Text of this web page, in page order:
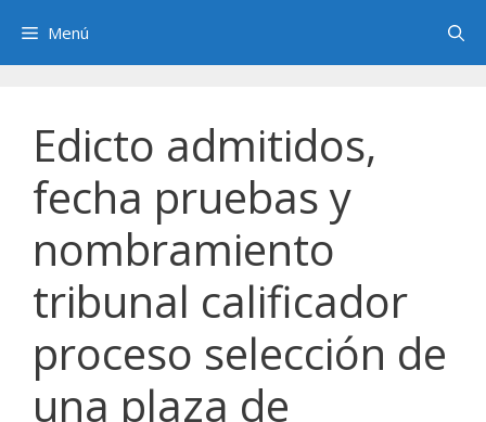
contenido
Menú
Edicto admitidos,
fecha pruebas y
nombramiento
tribunal calificador
proceso selección de
una plaza de